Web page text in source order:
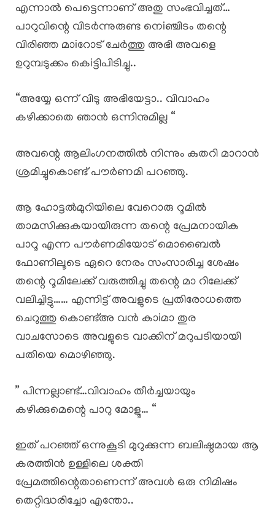
എന്നാൽ പെട്ടെന്നാണ് അതു സംഭവിച്ചത്…
പാറുവിന്റെ വിടർന്നുരുണ്ട നെiഞ്ചിടം തന്റെ
വിരിഞ്ഞ മാiറോട് ചേർത്തു അഭി അവളെ
ഉറുമ്പടുക്കം കെiട്ടിപിടിച്ചു..
“അയ്യേ ഒന്ന്‌ വിടു അഭിയേട്ടാ.. വിവാഹം
കഴിക്കാതെ ഞാൻ ഒന്നിനുമില്ല “
അവന്റെ ആലിംഗനത്തിൽ നിന്നും കുതറി മാറാൻ
ശ്രമിച്ചുകൊണ്ട് പൗർണമി പറഞ്ഞു.
ആ ഹോട്ടൽമുറിയിലെ വേറൊരു റൂമിൽ
താമസിക്കുകയായിരുന്ന തന്റെ പ്രേമനായിക
പാറൂ എന്ന പൗർണമിയോട് മൊബൈൽ
ഫോണിലൂടെ ഏറെ നേരം സംസാരിച്ച ശേഷം
തന്റെ റൂമിലേക്ക് വരുത്തിച്ചു തന്റെ മാ റിലേക്ക്
വലിച്ചിട്ടു…… എന്നിട്ട് അവളുടെ പ്രതിരോധത്തെ
ചെറുത്തു കൊണ്ട്അ വൻ കാiമാ തുര
വാചസോടെ അവളുടെ വാക്കിന് മറുപടിയായി
പതിയെ മൊഴിഞ്ഞു.
” പിന്നല്ലാണ്ട്…വിവാഹം തീർച്ചയായും
കഴിക്കുമെന്റെ പാറു മോളൂ… “
ഇത് പറഞ്ഞ് ഒന്നുകൂടി മുറുക്കുന്ന ബലിഷ്ഠമായ ആ
കരത്തിൻ ഉള്ളിലെ ശക്തി
പ്രേമത്തിന്റെതാണെന്ന് അവൾ ഒരു നിമിഷം
തെറ്റിദ്ധരിച്ചോ എന്തോ..